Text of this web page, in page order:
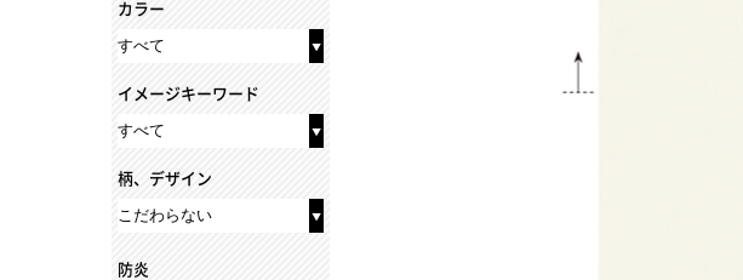
カラー
イメージキーワード
柄、デザイン
防炎